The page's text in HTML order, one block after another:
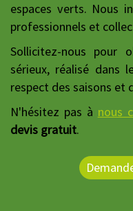
espaces verts. Nous
professionnels et
Sollicitez-nous pour
sérieux, réalisé dans
respect des saisons et
N'hésitez pas à nous
devis gratuit.